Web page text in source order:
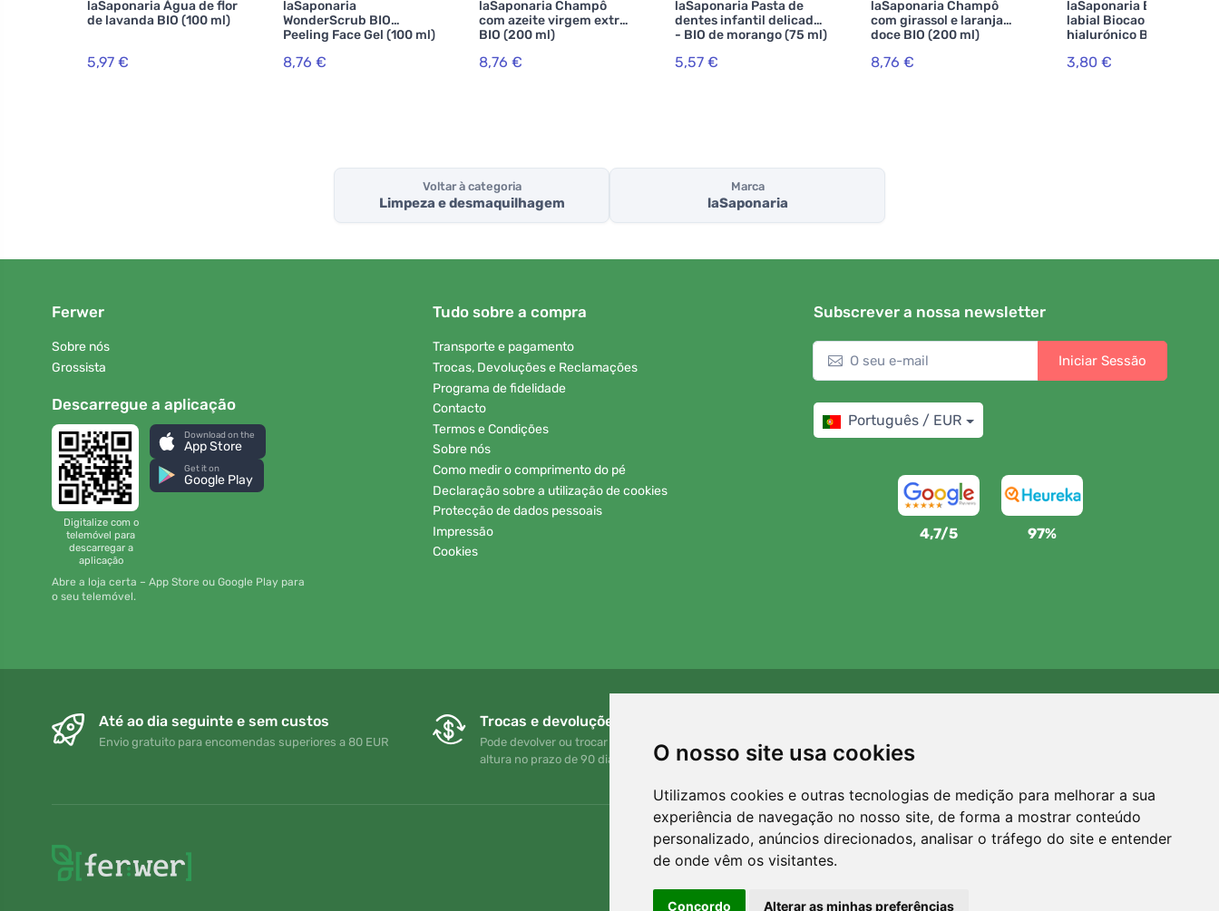
O nosso site usa cookies
Utilizamos cookies e outras tecnologias de medição para melhorar a sua
experiência de navegação no nosso site, de forma a mostrar conteúdo
personalizado, anúncios direcionados, analisar o tráfego do site e entender
de onde vêm os visitantes.
Concordo Alterar as minhas preferências
laSaponaria Água de flor
de lavanda BIO (100 ml)
5,97 €
laSaponaria
WonderScrub BIO
Peeling Face Gel (100 ml)
8,76 €
laSaponaria Champô
com azeite virgem extra
BIO (200 ml)
8,76 €
laSaponaria Pasta de
dentes infantil delicada
- BIO de morango (75 ml)
5,57 €
laSaponaria Champô
com girassol e laranja
doce BIO (200 ml)
8,76 €
laSaponaria Bálsamo
labial Biocao com ácido
hialurónico BIO (5,7 ml)
3,80 €
Voltar à categoria
Limpeza e desmaquilhagem
Marca
laSaponaria
Ferwer
Sobre nós
Grossista
Descarregue a aplicação
Digitalize com o
telemóvel para
descarregar a
aplicação
Download on the
App Store
Get it on
Google Play
Abre a loja certa – App Store ou Google Play para
o seu telemóvel.
Tudo sobre a compra
Transporte e pagamento
Trocas, Devoluções e Reclamações
Programa de fidelidade
Contacto
Termos e Condições
Sobre nós
Como medir o comprimento do pé
Declaração sobre a utilização de cookies
Protecção de dados pessoais
Impressão
Cookies
Subscrever a nossa newsletter
Iniciar Sessão
Português / EUR
4,7/5 97%
Até ao dia seguinte e sem custos
Envio gratuito para encomendas superiores a 80 EUR
Trocas e devoluções gratuitas
Pode devolver ou trocar a sua encomenda em qualquer
altura no prazo de 90 dias
Para cada encomenda plantamos uma árvore! Leia mais
Sobre nós